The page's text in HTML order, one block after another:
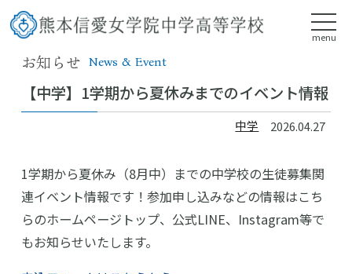
お知らせ News & Event
【中学】1学期から夏休みまでのイベント情報
中学 2026.04.27
1学期から夏休み（8月中）までの中学校の生徒募集関
連イベント情報です！参加申し込みなどの情報はこち
らのホームページトップ、公式LINE、Instagram等で
もお知らせいたします。
menu